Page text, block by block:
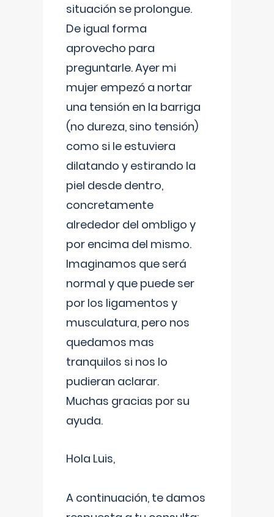
situación se prolongue.
De igual forma
aprovecho para
preguntarle. Ayer mi
mujer empezó a nortar
una tensión en la barriga
(no dureza, sino tensión)
como si le estuviera
dilatando y estirando la
piel desde dentro,
concretamente
alrededor del ombligo y
por encima del mismo.
Imaginamos que será
normal y que puede ser
por los ligamentos y
musculatura, pero nos
quedamos mas
tranquilos si nos lo
pudieran aclarar.
Muchas gracias por su
ayuda.
Hola Luis,
A continuación, te damos